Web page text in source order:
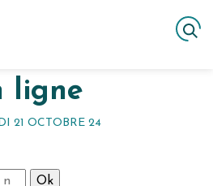
PLAINTE EN LIGNE
ligne
21 OCTOBRE 24